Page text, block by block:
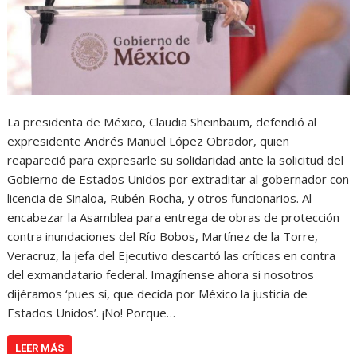
La presidenta de México, Claudia Sheinbaum, defendió al
expresidente Andrés Manuel López Obrador, quien
reapareció para expresarle su solidaridad ante la solicitud del
Gobierno de Estados Unidos por extraditar al gobernador con
licencia de Sinaloa, Rubén Rocha, y otros funcionarios. Al
encabezar la Asamblea para entrega de obras de protección
contra inundaciones del Río Bobos, Martínez de la Torre,
Veracruz, la jefa del Ejecutivo descartó las críticas en contra
del exmandatario federal. Imagínense ahora si nosotros
dijéramos ‘pues sí, que decida por México la justicia de
Estados Unidos’. ¡No! Porque…
LEER MÁS